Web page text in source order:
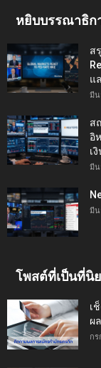
หยิบบรรณาธิก
ส
แ
มีน
ส
อิ
เ
มีน
มีน
โพสต์ที่เป็นที่นิ
เ
ผ
กร